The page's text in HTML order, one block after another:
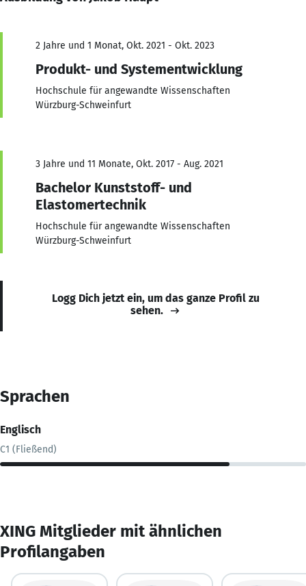
2 Jahre und 1 Monat, Okt. 2021 - Okt. 2023
Produkt- und Systementwicklung
Hochschule für angewandte Wissenschaften
Würzburg-Schweinfurt
3 Jahre und 11 Monate, Okt. 2017 - Aug. 2021
Bachelor Kunststoff- und
Elastomertechnik
Hochschule für angewandte Wissenschaften
Würzburg-Schweinfurt
Logg Dich jetzt ein, um das ganze Profil zu
sehen.
Sprachen
Englisch
C1 (Fließend)
XING Mitglieder mit ähnlichen
Profilangaben